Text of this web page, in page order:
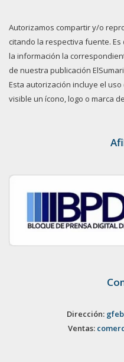
Autorizamos compartir y/o
citando la respectiva fuente.
la información la
de nuestra publicación
Esta autorización incluye el
visible un ícono, logo o marca
Dirección:
Ventas: